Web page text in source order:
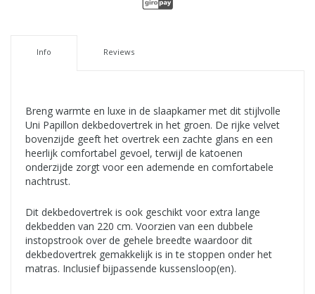
Info Reviews
Breng warmte en luxe in de slaapkamer met dit stijlvolle
Uni Papillon dekbedovertrek in het groen. De rijke velvet
bovenzijde geeft het overtrek een zachte glans en een
heerlijk comfortabel gevoel, terwijl de katoenen
onderzijde zorgt voor een ademende en comfortabele
nachtrust.
Dit dekbedovertrek is ook geschikt voor extra lange
dekbedden van 220 cm. Voorzien van een dubbele
instopstrook over de gehele breedte waardoor dit
dekbedovertrek gemakkelijk is in te stoppen onder het
matras. Inclusief bijpassende kussensloop(en).